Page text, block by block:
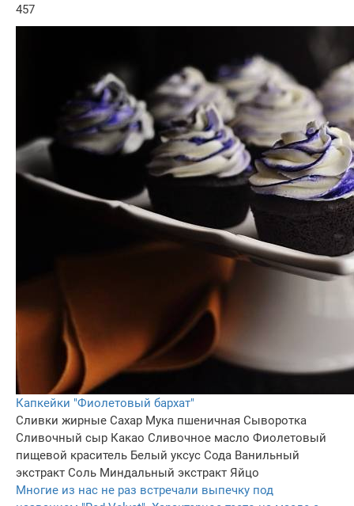
457
Капкейки "Фиолетовый бархат"
Сливки жирные Сахар Мука пшеничная Сыворотка
Сливочный сыр Какао Сливочное масло Фиолетовый
пищевой краситель Белый уксус Сода Ванильный
экстракт Соль Миндальный экстракт Яйцо
Многие из нас не раз встречали выпечку под